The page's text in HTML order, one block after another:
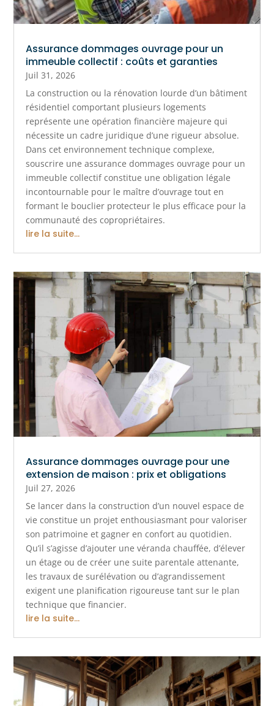
Assurance dommages ouvrage pour un
immeuble collectif : coûts et garanties
Juil 31, 2026
La construction ou la rénovation lourde d’un bâtiment
résidentiel comportant plusieurs logements
représente une opération financière majeure qui
nécessite un cadre juridique d’une rigueur absolue.
Dans cet environnement technique complexe,
souscrire une assurance dommages ouvrage pour un
immeuble collectif constitue une obligation légale
incontournable pour le maître d’ouvrage tout en
formant le bouclier protecteur le plus efficace pour la
communauté des copropriétaires.
lire la suite...
Assurance dommages ouvrage pour une
extension de maison : prix et obligations
Juil 27, 2026
Se lancer dans la construction d’un nouvel espace de
vie constitue un projet enthousiasmant pour valoriser
son patrimoine et gagner en confort au quotidien.
Qu’il s’agisse d’ajouter une véranda chauffée, d’élever
un étage ou de créer une suite parentale attenante,
les travaux de surélévation ou d’agrandissement
exigent une planification rigoureuse tant sur le plan
technique que financier.
lire la suite...